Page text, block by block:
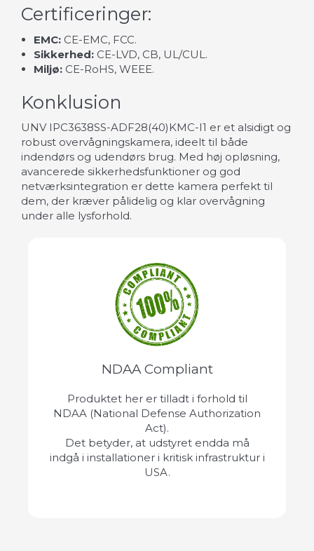
Certificeringer:
EMC: CE-EMC, FCC.
Sikkerhed: CE-LVD, CB, UL/CUL.
Miljø: CE-RoHS, WEEE.
Konklusion
UNV IPC3638SS-ADF28(40)KMC-I1 er et alsidigt og
robust overvågningskamera, ideelt til både
indendørs og udendørs brug. Med høj opløsning,
avancerede sikkerhedsfunktioner og god
netværksintegration er dette kamera perfekt til
dem, der kræver pålidelig og klar overvågning
under alle lysforhold.
NDAA Compliant
Produktet her er tilladt i forhold til
NDAA (National Defense Authorization
Act).
Det betyder, at udstyret endda må
indgå i installationer i kritisk infrastruktur i
USA.